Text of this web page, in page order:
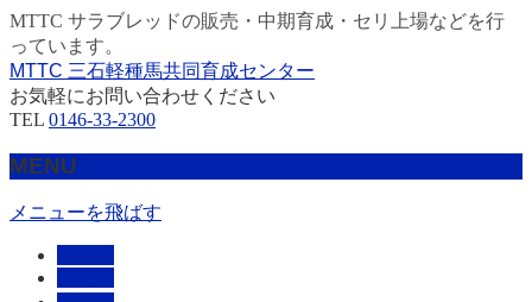
MTTC サラブレッドの販売・中期育成・セリ上場などを行
っています。
MTTC 三石軽種馬共同育成センター
お気軽にお問い合わせください
TEL 0146-33-2300
MENU
メニューを飛ばす